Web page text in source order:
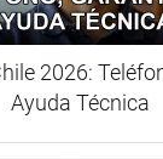
2026:
Ayuda Técnica